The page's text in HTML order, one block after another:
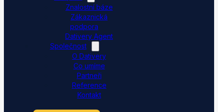
Znalostní báze
Zákaznická
podpora
Dativery Agent
Společnost
O Dativery
Co umíme
Partneři
Reference
Kontakt